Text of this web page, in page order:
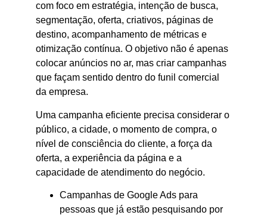
com foco em estratégia, intenção de busca,
segmentação, oferta, criativos, páginas de
destino, acompanhamento de métricas e
otimização contínua. O objetivo não é apenas
colocar anúncios no ar, mas criar campanhas
que façam sentido dentro do funil comercial
da empresa.
Uma campanha eficiente precisa considerar o
público, a cidade, o momento de compra, o
nível de consciência do cliente, a força da
oferta, a experiência da página e a
capacidade de atendimento do negócio.
Campanhas de Google Ads para
pessoas que já estão pesquisando por